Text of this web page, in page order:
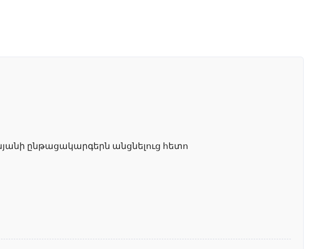
ընթացակարգերն անցնելուց հետո